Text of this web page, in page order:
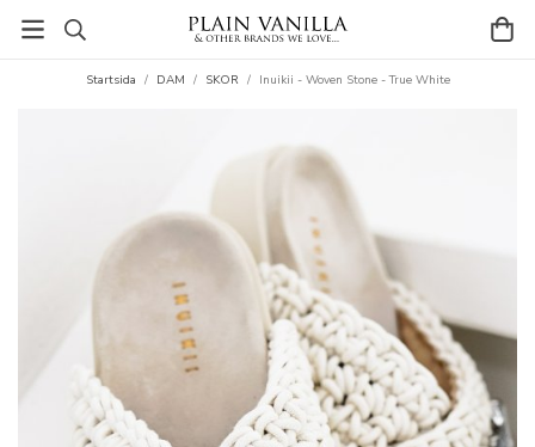
Startsida / DAM / SKOR / Inuikii - Woven Stone - True White